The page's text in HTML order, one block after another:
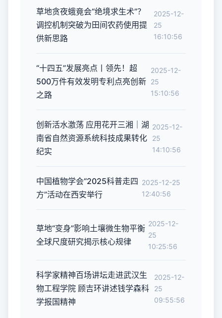
草地贪夜蛾竟会“绝境求生术”？
调控机制突破为田间农药使用提
供新思路
2025-12-
25
16:10:56
“十四五”发展亮点丨领先！超
500万件有效发明专利点亮创新
之路
2025-12-
25
15:10:56
创新活水激荡 应用花开三湘｜湖
南省自然资源系统科技成果转化
纪实
2025-12-
25
14:10:56
中国植物学会“2025科普走四
方”活动在西安举行
2025-12-25
12:40:56
草地“变身”影响土壤微生物平衡
全球尺度研究揭示核心规律
2025-12-
25
10:25:56
科学家精神百场讲坛走进武汉生
物工程学院 顾吉环讲述钱学森科
学报国精神
2025-12-
25
09:55:56